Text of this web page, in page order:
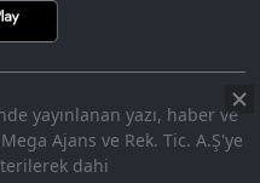
yayınlanan yazı, haber ve
Ajans ve Rek. Tic. A.Ş'ye
dahi